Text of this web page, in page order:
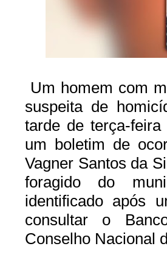
Um homem com
suspeita de
tarde de terça-
um boletim de
Vagner Santos da
foragido do
identificado após
consultar o
Conselho Nacional